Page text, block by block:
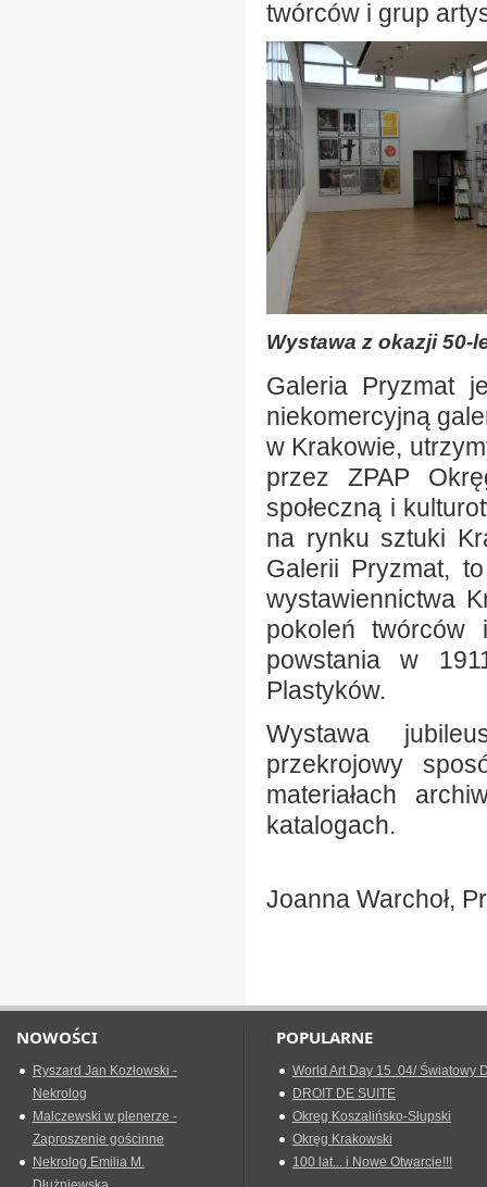
twórców i grup
Wystawa z okazji 50-
Galeria Pryzmat
niekomercyjną
w Krakowie,
przez ZPAP
społeczną i
na rynku sztuki
Galerii Pryzmat,
wystawiennictwa
pokoleń
powstania w
Plastyków.
Wystawa
przekrojowy
materiałach
katalogach.
Joanna Warchoł,
NOWOŚCI
Ryszard Jan Kozłowski -
Nekrolog
Malczewski w plenerze -
Zaproszenie gościnne
Nekrolog Emilia M.
POPULARNE
World Art Day 15 .04/ Światowy
DROIT DE SUITE
Okreg Koszalińsko-Słupski
Okręg Krakowski
100 lat... i Nowe Otwarcie!!!